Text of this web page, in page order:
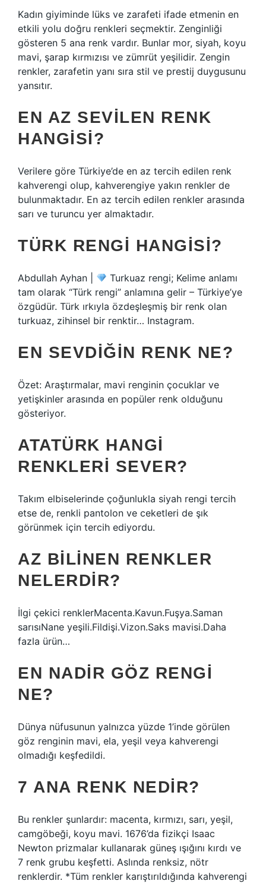
Kadın giyiminde lüks ve zarafeti ifade etmenin en
etkili yolu doğru renkleri seçmektir. Zenginliği
gösteren 5 ana renk vardır. Bunlar mor, siyah, koyu
mavi, şarap kırmızısı ve zümrüt yeşilidir. Zengin
renkler, zarafetin yanı sıra stil ve prestij duygusunu
yansıtır.
EN AZ SEVILEN RENK
HANGISI?
Verilere göre Türkiye’de en az tercih edilen renk
kahverengi olup, kahverengiye yakın renkler de
bulunmaktadır. En az tercih edilen renkler arasında
sarı ve turuncu yer almaktadır.
TÜRK RENGI HANGISI?
Abdullah Ayhan |
Turkuaz rengi; Kelime anlamı
tam olarak “Türk rengi” anlamına gelir – Türkiye’ye
özgüdür. Türk ırkıyla özdeşleşmiş bir renk olan
turkuaz, zihinsel bir renktir… Instagram.
EN SEVDIĞIN RENK NE?
Özet: Araştırmalar, mavi renginin çocuklar ve
yetişkinler arasında en popüler renk olduğunu
gösteriyor.
ATATÜRK HANGI
RENKLERI SEVER?
Takım elbiselerinde çoğunlukla siyah rengi tercih
etse de, renkli pantolon ve ceketleri de şık
görünmek için tercih ediyordu.
AZ BILINEN RENKLER
NELERDIR?
İlgi çekici renklerMacenta.Kavun.Fuşya.Saman
sarısıNane yeşili.Fildişi.Vizon.Saks mavisi.Daha
fazla ürün…
EN NADIR GÖZ RENGI
NE?
Dünya nüfusunun yalnızca yüzde 1’inde görülen
göz renginin mavi, ela, yeşil veya kahverengi
olmadığı keşfedildi.
7 ANA RENK NEDIR?
Bu renkler şunlardır: macenta, kırmızı, sarı, yeşil,
camgöbeği, koyu mavi. 1676’da fizikçi Isaac
Newton prizmalar kullanarak güneş ışığını kırdı ve
7 renk grubu keşfetti. Aslında renksiz, nötr
renklerdir. *Tüm renkler karıştırıldığında kahverengi